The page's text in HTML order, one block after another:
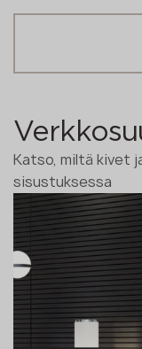
Katso, miltä kivet
sisustuksessa